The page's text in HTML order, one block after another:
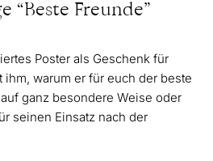
“Beste Freunde”
Poster als Geschenk für
ihm, warum er für euch der beste
ganz besondere Weise oder
seinen Einsatz nach der